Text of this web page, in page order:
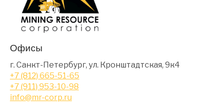
Офисы
г. Санкт-Петербург, ул. Кронштадтская, 9к4
+7 (812) 665-51-65
+7 (911) 953-10-98
info@mr-corp.ru